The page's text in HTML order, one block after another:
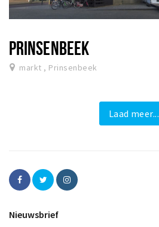
PRINSENBEEK
markt , Prinsenbeek
Laad meer...
Nieuwsbrief